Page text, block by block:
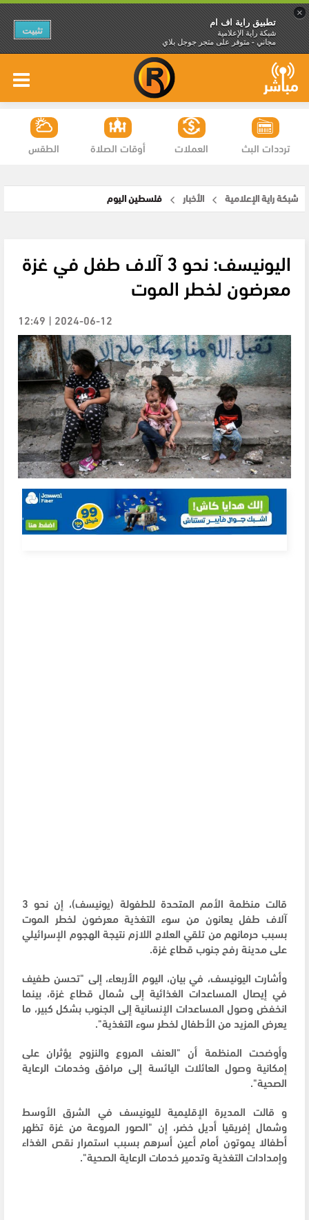
×
تطبيق راية اف ام
شبكة راية الإعلامية
مجاني - متوفر على متجر جوجل بلاي
تثبيت
الطقس أوقات الصلاة العملات ترددات البث
شبكة راية الإعلامية الأخبار فلسطين اليوم
اليونيسف: نحو 3 آلاف طفل في غزة
معرضون لخطر الموت
2024-06-12 | 12:49
قالت منظمة الأمم المتحدة للطفولة (يونيسف)، إن نحو 3
آلاف طفل يعانون من سوء التغذية معرضون لخطر الموت
بسبب حرمانهم من تلقي العلاج اللازم نتيجة الهجوم الإسرائيلي
على مدينة رفح جنوب قطاع غزة.
وأشارت اليونيسف، في بيان، اليوم الأربعاء، إلى "تحسن طفيف
في إيصال المساعدات الغذائية إلى شمال قطاع غزة، بينما
انخفض وصول المساعدات الإنسانية إلى الجنوب بشكل كبير، ما
يعرض المزيد من الأطفال لخطر سوء التغذية".
وأوضحت المنظمة أن "العنف المروع والنزوح يؤثران على
إمكانية وصول العائلات اليائسة إلى مرافق وخدمات الرعاية
الصحية".
و قالت المديرة الإقليمية لليونيسف في الشرق الأوسط
وشمال إفريقيا أديل خضر، إن "الصور المروعة من غزة تظهر
أطفالا يموتون أمام أعين أسرهم بسبب استمرار نقص الغذاء
وإمدادات التغذية وتدمير خدمات الرعاية الصحية".